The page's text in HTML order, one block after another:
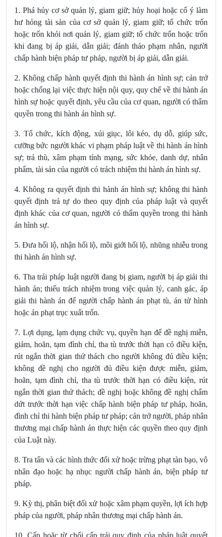
1. Phá hủy cơ sở quản lý, giam giữ; hủy hoại hoặc cố ý làm
hư hỏng tài sản của cơ sở quản lý, giam giữ; tổ chức trốn
hoặc trốn khỏi nơi quản lý, giam giữ; tổ chức trốn hoặc trốn
khi đang bị áp giải, dẫn giải; đánh tháo phạm nhân, người
chấp hành biện pháp tư pháp, người bị áp giải, dẫn giải.
2. Không chấp hành quyết định thi hành án hình sự; cản trở
hoặc chống lại việc thực hiện nội quy, quy chế về thi hành án
hình sự hoặc quyết định, yêu cầu của cơ quan, người có thẩm
quyền trong thi hành án hình sự.
3. Tổ chức, kích động, xúi giục, lôi kéo, dụ dỗ, giúp sức,
cưỡng bức người khác vi phạm pháp luật về thi hành án hình
sự; trả thù, xâm phạm tính mạng, sức khỏe, danh dự, nhân
phẩm, tài sản của người có trách nhiệm thi hành án hình sự.
4. Không ra quyết định thi hành án hình sự; không thi hành
quyết định trả tự do theo quy định của pháp luật và quyết
định khác của cơ quan, người có thẩm quyền trong thi hành
án hình sự.
5. Đưa hối lộ, nhận hối lộ, môi giới hối lộ, nhũng nhiễu trong
thi hành án hình sự.
6. Tha trái pháp luật người đang bị giam, người bị áp giải thi
hành án; thiếu trách nhiệm trong việc quản lý, canh gác, áp
giải thi hành án để người chấp hành án phạt tù, án tử hình
hoặc án phạt trục xuất trốn.
7. Lợi dụng, lạm dụng chức vụ, quyền hạn để đề nghị miễn,
giảm, hoãn, tạm đình chỉ, tha tù trước thời hạn có điều kiện,
rút ngắn thời gian thử thách cho người không đủ điều kiện;
không đề nghị cho người đủ điều kiện được miễn, giảm,
hoãn, tạm đình chỉ, tha tù trước thời hạn có điều kiện, rút
ngắn thời gian thử thách; đề nghị hoặc không đề nghị chấm
dứt trước thời hạn việc chấp hành biện pháp tư pháp, hoãn,
đình chỉ thi hành biện pháp tư pháp; cản trở người, pháp nhân
thương mại chấp hành án thực hiện các quyền theo quy định
của Luật này.
8. Tra tấn và các hình thức đối xử hoặc trừng phạt tàn bạo, vô
nhân đạo hoặc hạ nhục người chấp hành án, biện pháp tư
pháp.
9. Kỳ thị, phân biệt đối xử hoặc xâm phạm quyền, lợi ích hợp
pháp của người, pháp nhân thương mại chấp hành án.
10. Cấp hoặc từ chối cấp trái quy định của pháp luật quyết